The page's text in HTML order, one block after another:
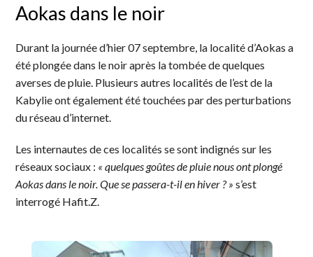
Aokas dans le noir
Durant la journée d’hier 07 septembre, la localité d’Aokas a
été plongée dans le noir après la tombée de quelques
averses de pluie. Plusieurs autres localités de l’est de la
Kabylie ont également été touchées par des perturbations
du réseau d’internet.
Les internautes de ces localités se sont indignés sur les
réseaux sociaux : « quelques goûtes de pluie nous ont plongé
Aokas dans le noir. Que se passera-t-il en hiver ? » s’est
interrogé Hafit.Z.